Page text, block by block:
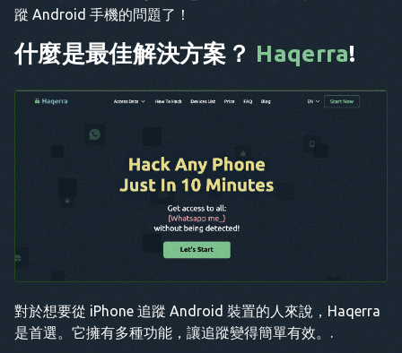
蹤 Android 手機的問題了！
什麼是最佳解決方案？ Haqerra!
對於想要從 iPhone 追蹤 Android 裝置的人來說，Haqerra
是首選。它擁有多種功能，讓追蹤變得簡單有效。.